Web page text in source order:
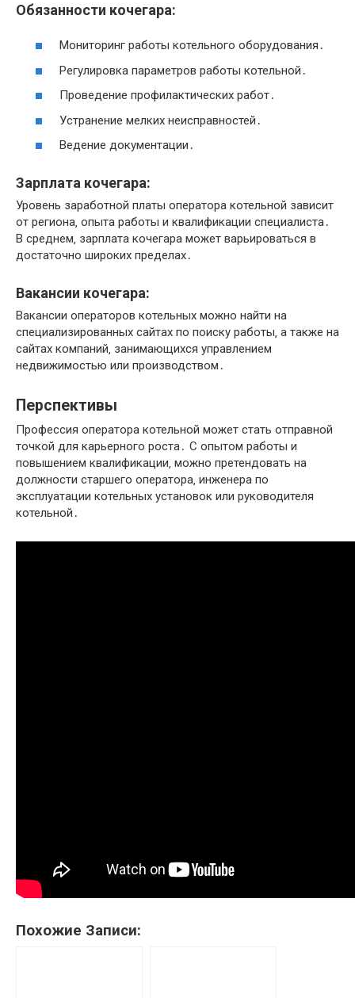
Обязанности кочегара:
Мониторинг работы котельного оборудования․
Регулировка параметров работы котельной․
Проведение профилактических работ․
Устранение мелких неисправностей․
Ведение документации․
Зарплата кочегара:
Уровень заработной платы оператора котельной зависит
от региона‚ опыта работы и квалификации специалиста․
В среднем‚ зарплата кочегара может варьироваться в
достаточно широких пределах․
Вакансии кочегара:
Вакансии операторов котельных можно найти на
специализированных сайтах по поиску работы‚ а также на
сайтах компаний‚ занимающихся управлением
недвижимостью или производством․
Перспективы
Профессия оператора котельной может стать отправной
точкой для карьерного роста․ С опытом работы и
повышением квалификации‚ можно претендовать на
должности старшего оператора‚ инженера по
эксплуатации котельных установок или руководителя
котельной․
Похожие Записи: